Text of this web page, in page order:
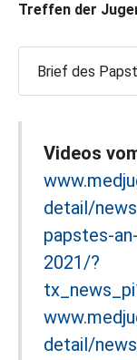
Treffen der
Brief des
Videos
detail/
papstes-
2021/?
detail/